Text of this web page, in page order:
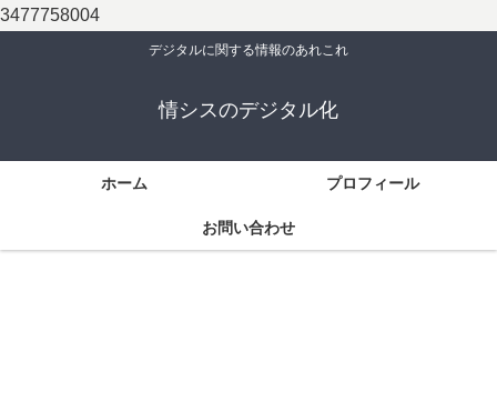
3477758004
デジタルに関する情報のあれこれ
情シスのデジタル化
ホーム プロフィール
お問い合わせ